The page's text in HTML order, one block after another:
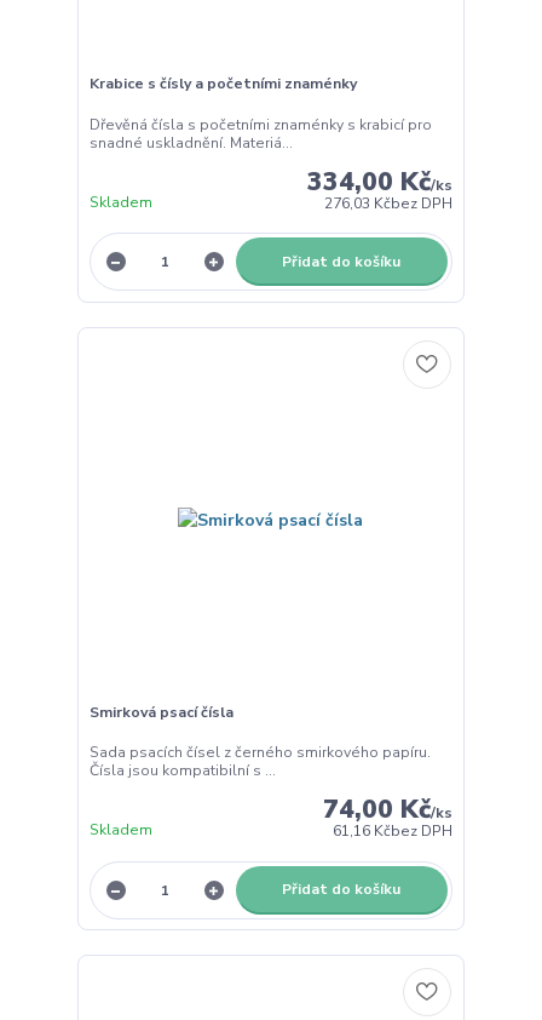
Krabice s čísly a početními znaménky
Dřevěná čísla s početními znaménky s krabicí pro
snadné uskladnění. Materiá...
334,00 Kč/ks
276,03 Kčbez DPH
Skladem
Přidat do košíku
Smirková psací čísla
Sada psacích čísel z černého smirkového papíru.
Čísla jsou kompatibilní s ...
74,00 Kč/ks
61,16 Kčbez DPH
Skladem
Přidat do košíku